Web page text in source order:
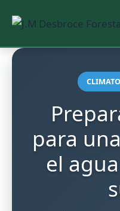
Saltar
para
el